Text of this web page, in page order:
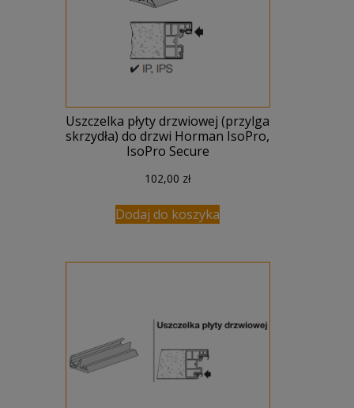
Uszczelka płyty drzwiowej (przylga
skrzydła) do drzwi Horman IsoPro,
IsoPro Secure
102,00 zł
Dodaj do koszyka